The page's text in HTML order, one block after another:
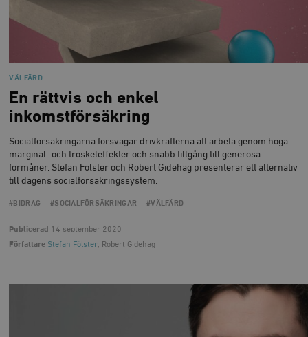
VÄLFÄRD
En rättvis och enkel
inkomstförsäkring
Socialförsäkringarna försvagar drivkrafterna att arbeta genom höga
marginal- och tröskeleffekter och snabb tillgång till generösa
förmåner. Stefan Fölster och Robert Gidehag presenterar ett alternativ
till dagens socialförsäkringssystem.
#BIDRAG #SOCIALFÖRSÄKRINGAR #VÄLFÄRD
Publicerad 14 september 2020
Författare Stefan Fölster, Robert Gidehag